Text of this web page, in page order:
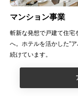
マンション事業
斬新な発想で戸建て住宅
へ。ホテルを活かした”
続けています。